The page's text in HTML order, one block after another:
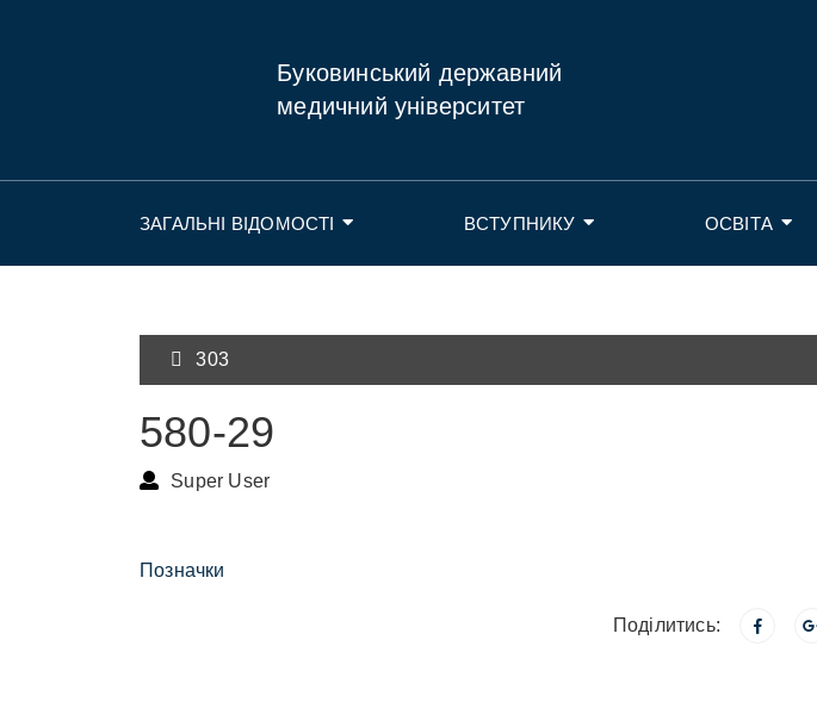
Буковинський державний
медичний університет
ЗАГАЛЬНІ ВІДОМОСТІ ВСТУПНИКУ ОСВІТА
303
580-29
Super User
Позначки
Поділитись: